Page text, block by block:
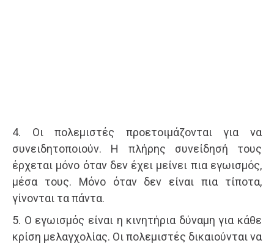
4. Οι πολεμιστές προετοιμάζονται για να
συνειδητοποιούν. Η πλήρης συνείδησή τους
έρχεται μόνο όταν δεν έχει μείνει πια εγωισμός,
μέσα τους. Μόνο όταν δεν είναι πια τίποτα,
γίνονται τα πάντα.
5. Ο εγωισμός είναι η κινητήρια δύναμη για κάθε
κρίση μελαγχολίας. Οι πολεμιστές δικαιούνται να